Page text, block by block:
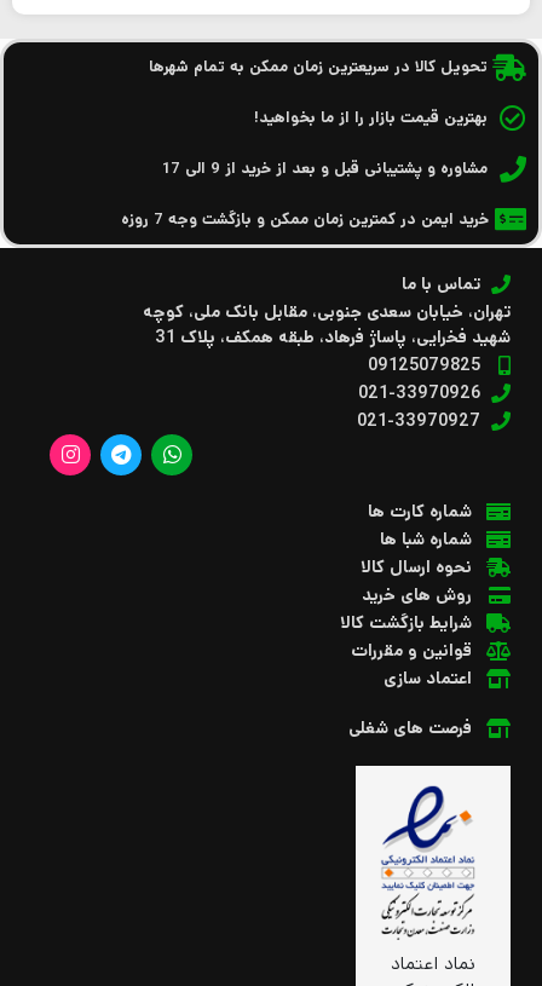
تحویل کالا در سریعترین زمان ممکن به تمام شهرها
بهترین قیمت بازار را از ما بخواهید!
مشاوره و پشتیبانی قبل و بعد از خرید از 9 الی 17
خرید ایمن در کمترین زمان ممکن و بازگشت وجه 7 روزه
تماس با ما
تهران، خیابان سعدی جنوبی، مقابل بانک ملی، کوچه
شهید فخرایی، پاساژ فرهاد، طبقه همکف، پلاک 31
09125079825
021-33970926
021-33970927
شماره کارت ها
شماره شبا ها
نحوه ارسال کالا
روش های خرید
شرایط بازگشت کالا
قوانین و مقررات
اعتماد سازی
فرصت های شغلی
نماد اعتماد